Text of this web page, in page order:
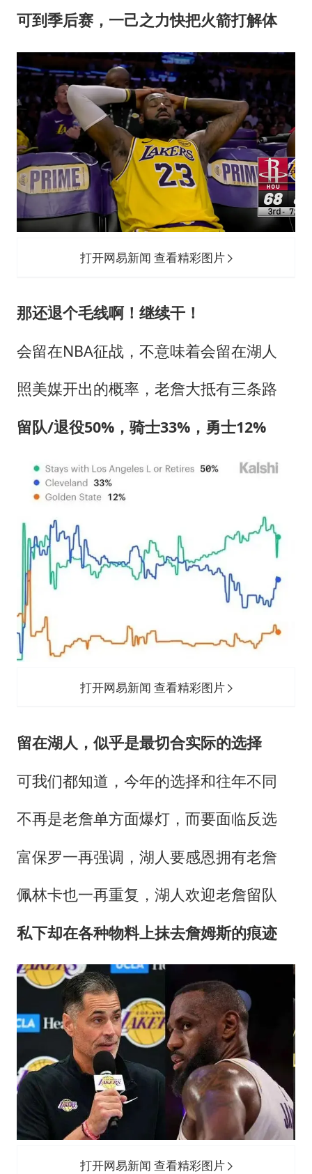
可到季后赛，一己之力快把火箭打解体
打开网易新闻 查看精彩图片
那还退个毛线啊！继续干！
会留在NBA征战，不意味着会留在湖人
照美媒开出的概率，老詹大抵有三条路
留队/退役50%，骑士33%，勇士12%
打开网易新闻 查看精彩图片
留在湖人，似乎是最切合实际的选择
可我们都知道，今年的选择和往年不同
不再是老詹单方面爆灯，而要面临反选
富保罗一再强调，湖人要感恩拥有老詹
佩林卡也一再重复，湖人欢迎老詹留队
私下却在各种物料上抹去詹姆斯的痕迹
打开网易新闻 查看精彩图片